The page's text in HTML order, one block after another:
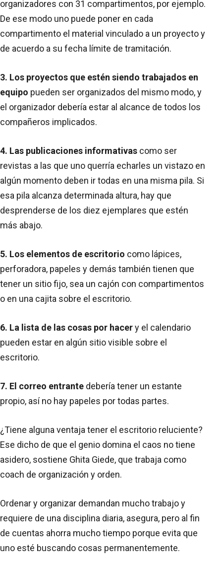
organizadores con 31 compartimentos, por ejemplo.
De ese modo uno puede poner en cada
compartimento el material vinculado a un proyecto y
de acuerdo a su fecha límite de tramitación.
3. Los proyectos que estén siendo trabajados en
equipo pueden ser organizados del mismo modo, y
el organizador debería estar al alcance de todos los
compañeros implicados.
4. Las publicaciones informativas como ser
revistas a las que uno querría echarles un vistazo en
algún momento deben ir todas en una misma pila. Si
esa pila alcanza determinada altura, hay que
desprenderse de los diez ejemplares que estén
más abajo.
5. Los elementos de escritorio como lápices,
perforadora, papeles y demás también tienen que
tener un sitio fijo, sea un cajón con compartimentos
o en una cajita sobre el escritorio.
6. La lista de las cosas por hacery el calendario
pueden estar en algún sitio visible sobre el
escritorio.
7. El correo entrante debería tener un estante
propio, así no hay papeles por todas partes.
¿Tiene alguna ventaja tener el escritorio reluciente?
Ese dicho de que el genio domina el caos no tiene
asidero, sostiene Ghita Giede, que trabaja como
coach de organización y orden.
Ordenar y organizar demandan mucho trabajo y
requiere de una disciplina diaria, asegura, pero al fin
de cuentas ahorra mucho tiempo porque evita que
uno esté buscando cosas permanentemente.